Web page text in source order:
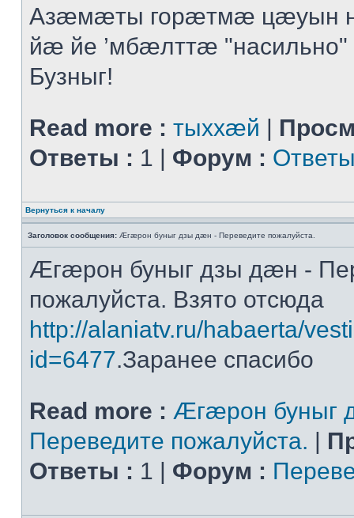
Азӕмӕты горӕтмӕ
йӕ йе ’мбӕлттӕ "насильно"
Бузныг!
Read more : тыххӕй |
Ответы : 1 | Форум :
Вернуться к началу
Заголовок сообщения: Æгæрон буныг дзы дæн - Переведите пожалуйста.
Æгæрон буныг дзы дæн -
пожалуйста. Взято отсюда
http://alaniatv.ru/habaerta/
id=6477.Заранее спасибо
Read more : Æгæрон буныг
Переведите пожалуйста. |
Ответы : 1 | Форум :